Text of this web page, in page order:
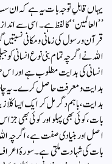
یہاں قابلِ توجہ بات یہ ہے کہ ان سب
’’العالمین‘‘ کا لفظ ہے۔ اسی سے
قرآن و رسول کی زمانی و مکانی
اللہ نے اگرچہ تمام بنی نوع انسانی کو
انسانی کی ہدایت مطلوب ہے اور
ہدایت و معرفت حاصل کرے۔یہ
ہدایت، باہم دگر مل کر ایک ایسا کلّاز
بات، کوئی بھی پہلو اور کوئی بھی
اصل اور بنیادی صفت ہے، اگرچہ
بات کی شہادت ملتی ہے۔ سورۂ